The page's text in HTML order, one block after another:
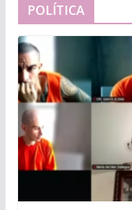
POLÍTICA